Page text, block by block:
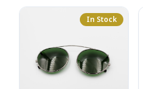
In Stock